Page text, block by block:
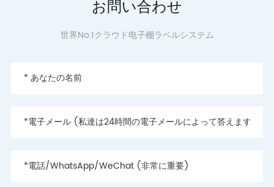
お問い合わせ
世界No.1クラウド电子棚ラベルシステム